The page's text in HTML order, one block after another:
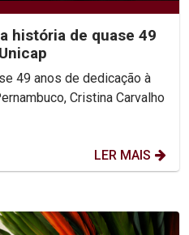
história de quase 49
Cristina Carvalho
LER MAIS